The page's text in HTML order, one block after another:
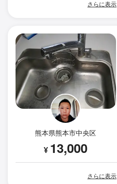
さらに表示
熊本県熊本市中央区
¥ 13,000
さらに表示